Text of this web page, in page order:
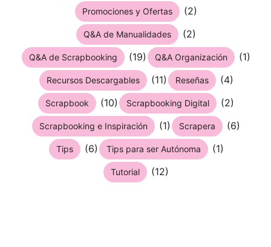
Promociones y Ofertas (2)
Q&A de Manualidades (2)
Q&A de Scrapbooking (19) Q&A Organización (1)
Recursos Descargables (11) Reseñas (4)
Scrapbook (10) Scrapbooking Digital (2)
Scrapbooking e Inspiración (1) Scrapera (6)
Tips (6) Tips para ser Autónoma (1)
Tutorial (12)